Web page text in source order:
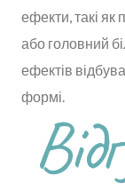
ефекти, такі як
або головний
ефектів
формі.